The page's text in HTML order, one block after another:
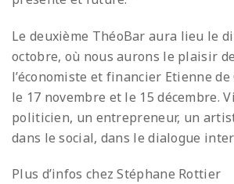
Le deuxième ThéoBar aura lieu le
octobre, où nous aurons le plaisir
l’économiste et financier Etienne
le 17 novembre et le 15 décembre.
politicien, un entrepreneur, un
dans le social, dans le dialogue
Plus d’infos chez Stéphane Rottier